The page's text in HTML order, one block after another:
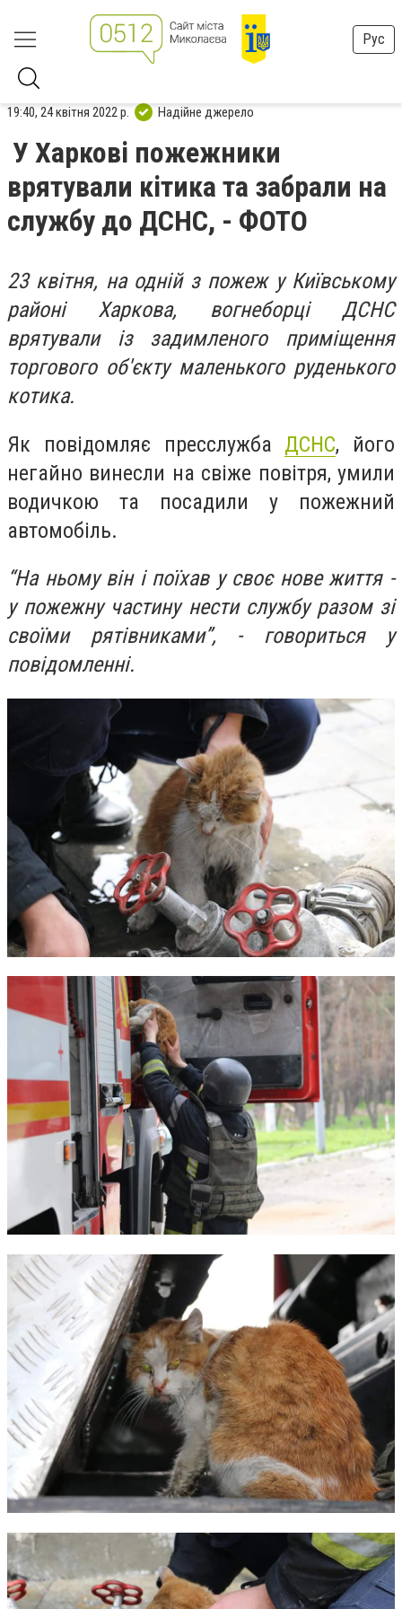
Рус
19:40, 24 квітня 2022 р. Надійне джерело
У Харкові пожежники
врятували кітика та забрали на
службу до ДСНС, - ФОТО
23 квітня, на одній з пожеж у Київському
районі Харкова, вогнеборці ДСНС
врятували із задимленого приміщення
торгового об'єкту маленького руденького
котика.
Як повідомляє пресслужба ДСНС, його
негайно винесли на свіже повітря, умили
водичкою та посадили у пожежний
автомобіль.
“На ньому він і поїхав у своє нове життя -
у пожежну частину нести службу разом зі
своїми рятівниками”, - говориться у
повідомленні.